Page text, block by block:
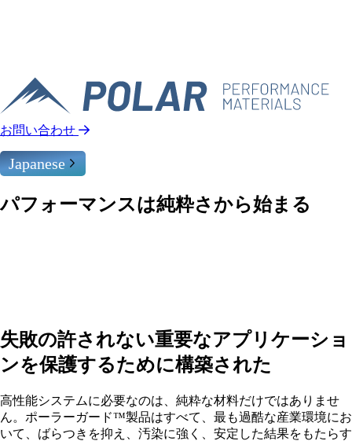
お問い合わせ
Japanese
パフォーマンスは純粋さから始まる
失敗の許されない重要なアプリケーショ
ンを保護するために構築された
高性能システムに必要なのは、純粋な材料だけではありませ
ん。ポーラーガード™製品はすべて、最も過酷な産業環境にお
いて、ばらつきを抑え、汚染に強く、安定した結果をもたらす